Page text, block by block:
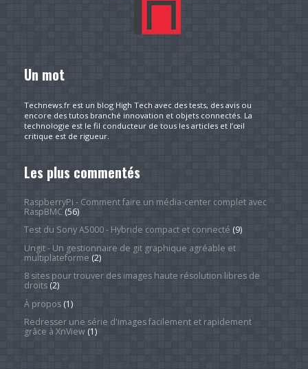
Un mot
Technews.fr est un blog High Tech avec des tests, des avis ou
encore des tutos branché innovation et objets connectés. La
technologie est le fil conducteur de tous les articles et l’œil
critique est de rigueur.
Les plus commentés
RaspberryPi - Comment faire un média-center complet avec
RaspBMC(56)
Test du Sony A5000 - Hybride compact et connecté (9)
Ungit - Un gestionnaire de git graphique agréable et
multiplateforme (2)
8 sites pour trouver des images haute résolution libres de
droits(2)
À propos(1)
Redresser une série d'images facilement et rapidement
grâce à XnView(1)